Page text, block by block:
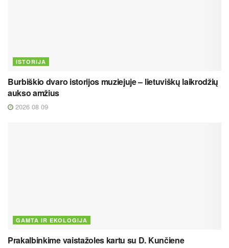
ISTORIJA
Burbiškio dvaro istorijos muziejuje – lietuviškų laikrodžių
aukso amžius
2026 08 09
GAMTA IR EKOLOGIJA
Prakalbinkime vaistažoles kartu su D. Kunčiene